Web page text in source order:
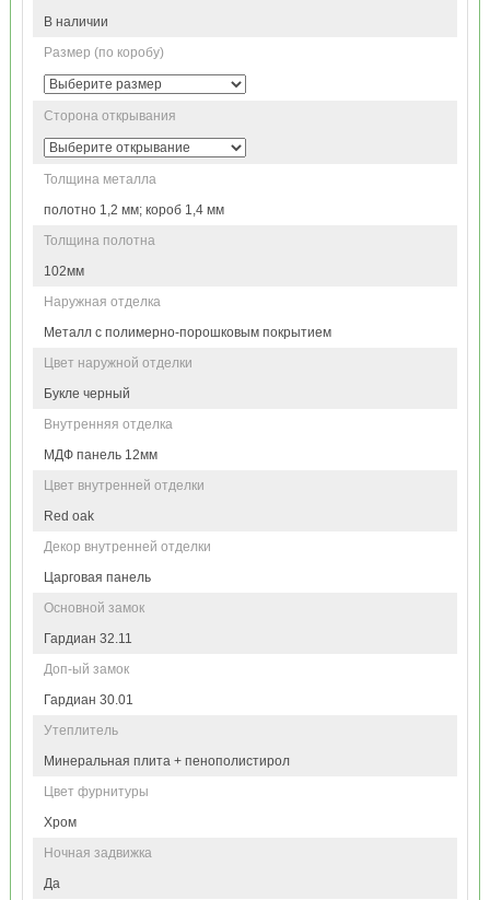
В наличии
Размер (по коробу)
Сторона открывания
Толщина металла
полотно 1,2 мм; короб 1,4 мм
Толщина полотна
102мм
Наружная отделка
Металл с полимерно-порошковым покрытием
Цвет наружной отделки
Букле черный
Внутренняя отделка
МДФ панель 12мм
Цвет внутренней отделки
Red oak
Декор внутренней отделки
Царговая панель
Основной замок
Гардиан 32.11
Доп-ый замок
Гардиан 30.01
Утеплитель
Минеральная плита + пенополистирол
Цвет фурнитуры
Хром
Ночная задвижка
Да